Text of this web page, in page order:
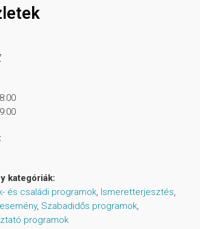
kategóriák:
és családi programok Ismeretterjesztés
, Szabadidős programok
programok